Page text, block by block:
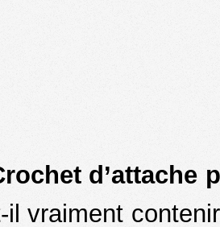
d’attache
vraiment